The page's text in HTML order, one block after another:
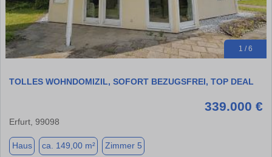
1 / 6
TOLLES WOHNDOMIZIL, SOFORT BEZUGSFREI, TOP DEAL
339.000 €
Erfurt, 99098
Haus ca. 149,00 m² Zimmer 5